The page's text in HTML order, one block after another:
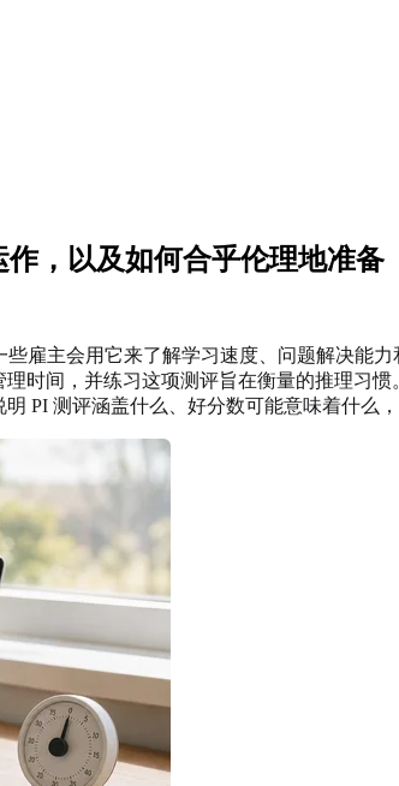
作，以及如何合乎伦理地准备
雇主会用它来了解学习速度、问题解决能
时间，并练习这项测评旨在衡量的推理习惯
PI 测评涵盖什么、好分数可能意味着什么